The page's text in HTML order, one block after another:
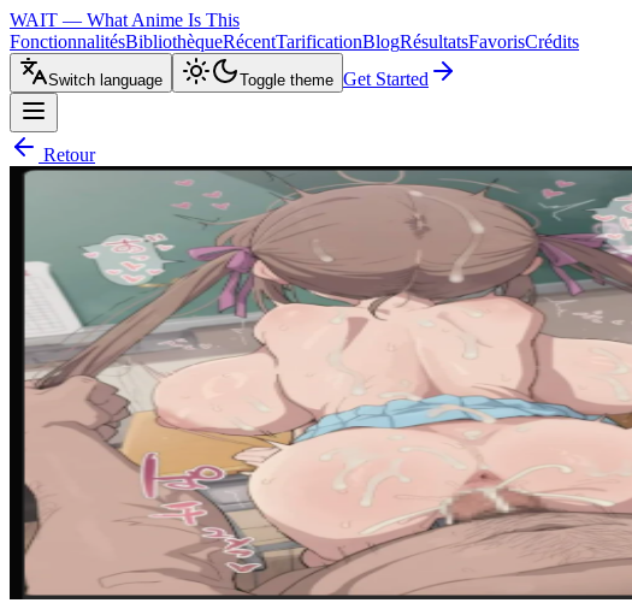
WAIT — What Anime Is This
FonctionnalitésBibliothèqueRécentTarificationBlogRésultatsFavorisCrédits
Switch language Toggle theme Get Started
Retour